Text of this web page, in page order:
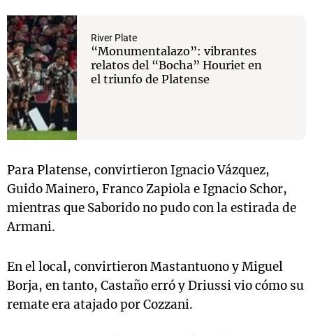
River Plate
“Monumentalazo”: vibrantes
relatos del “Bocha” Houriet en
el triunfo de Platense
Para Platense, convirtieron Ignacio Vázquez,
Guido Mainero, Franco Zapiola e Ignacio Schor,
mientras que Saborido no pudo con la estirada de
Armani.
En el local, convirtieron Mastantuono y Miguel
Borja, en tanto, Castaño erró y Driussi vio cómo su
remate era atajado por Cozzani.